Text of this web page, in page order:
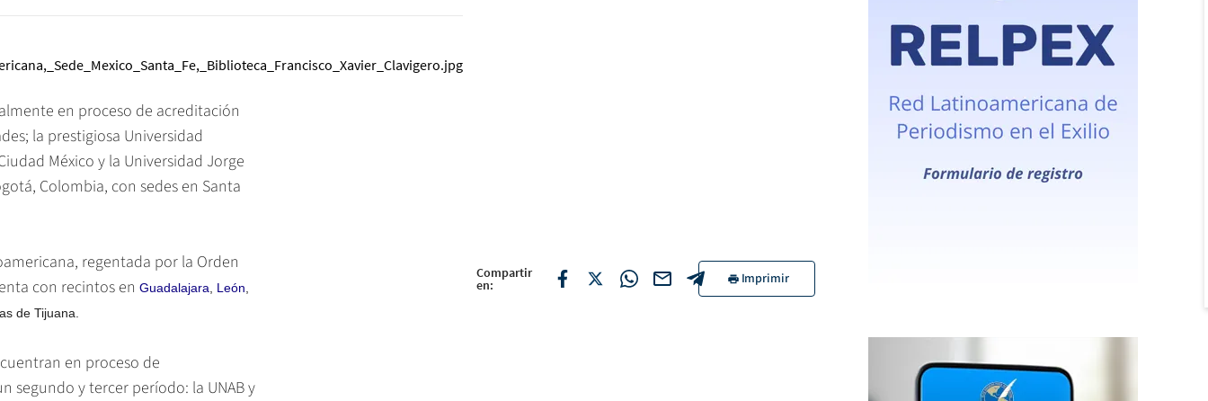
en proceso de acreditación
la prestigiosa Universidad
México y la Universidad Jorge
Colombia, con sedes en Santa
regentada por la Orden
con recintos enGuadalajara, León,
de Tijuana.
en proceso de
segundo y tercer período: la UNAB y
Compartir
en: Imprimir